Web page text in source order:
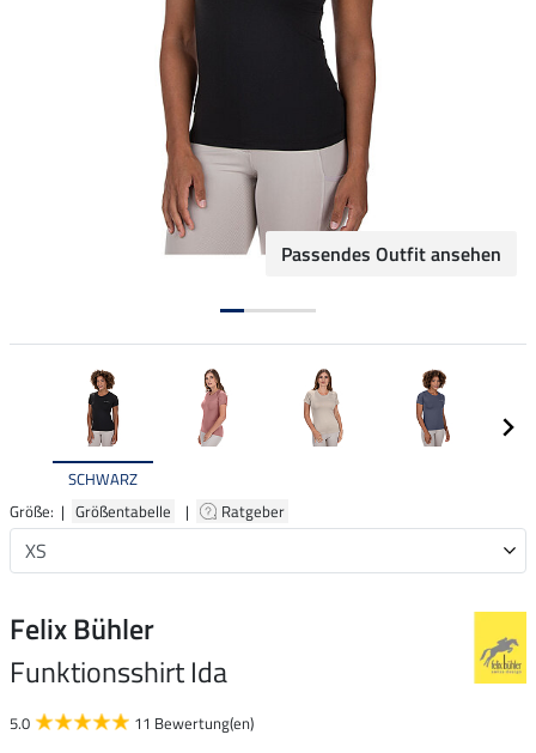
Passendes Outfit ansehen
SCHWARZ
Größe: | Größentabelle | Ratgeber
Felix Bühler
Funktionsshirt Ida
5.0 11 Bewertung(en)